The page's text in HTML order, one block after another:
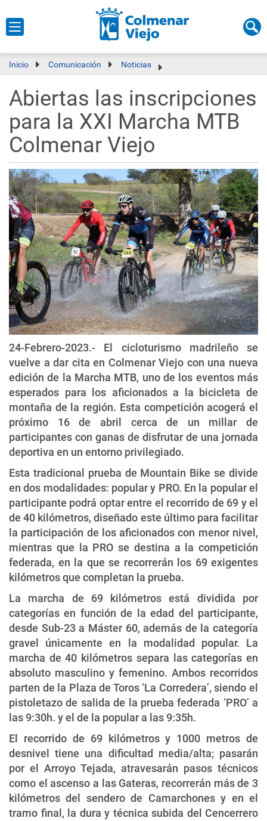
Inicio Comunicación Noticias
Abiertas las inscripciones
para la XXI Marcha MTB
Colmenar Viejo
24-Febrero-2023.- El cicloturismo madrileño se
vuelve a dar cita en Colmenar Viejo con una nueva
edición de la Marcha MTB, uno de los eventos más
esperados para los aficionados a la bicicleta de
montaña de la región. Esta competición acogerá el
próximo 16 de abril cerca de un millar de
participantes con ganas de disfrutar de una jornada
deportiva en un entorno privilegiado.
Esta tradicional prueba de Mountain Bike se divide
en dos modalidades: popular y PRO. En la popular el
participante podrá optar entre el recorrido de 69 y el
de 40 kilómetros, diseñado este último para facilitar
la participación de los aficionados con menor nivel,
mientras que la PRO se destina a la competición
federada, en la que se recorrerán los 69 exigentes
kilómetros que completan la prueba.
La marcha de 69 kilómetros está dividida por
categorías en función de la edad del participante,
desde Sub-23 a Máster 60, además de la categoría
gravel únicamente en la modalidad popular. La
marcha de 40 kilómetros separa las categorías en
absoluto masculino y femenino. Ambos recorridos
parten de la Plaza de Toros ‘La Corredera’, siendo el
pistoletazo de salida de la prueba federada ‘PRO’ a
las 9:30h. y el de la popular a las 9:35h.
El recorrido de 69 kilómetros y 1000 metros de
desnivel tiene una dificultad media/alta; pasarán
por el Arroyo Tejada, atravesarán pasos técnicos
como el ascenso a las Gateras, recorrerán más de 3
kilómetros del sendero de Camarchones y en el
tramo final, la dura y técnica subida del Cencerrero